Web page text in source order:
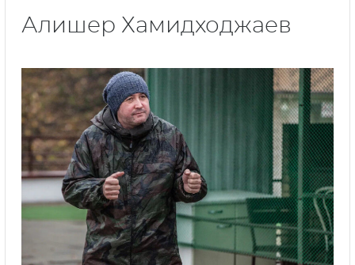
Алишер Хамидходжаев